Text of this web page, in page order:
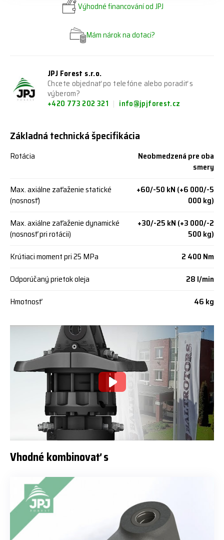
Výhodné financování od JPJ
Mám nárok na dotaci?
JPJ Forest s.r.o.
Chcete objednať po telefóne alebo poradiť s
výberom?
+420 773 202 321
info@jpjforest.cz
Základná technická špecifikácia
Rotácia
Neobmedzená pre oba
smery
Max. axiálne zaťaženie statické
(nosnosť)
+60/-50 kN (+6 000/-5
000 kg)
Max. axiálne zaťaženie dynamické
(nosnosť pri rotácii)
+30/-25 kN (+3 000/-2
500 kg)
Krútiaci moment pri 25 MPa
2 400 Nm
Odporúčaný prietok oleja
28 l/min
Hmotnosť
46 kg
Vhodné kombinovať s